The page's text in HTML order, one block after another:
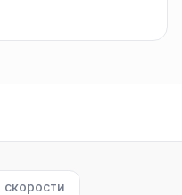
скорости